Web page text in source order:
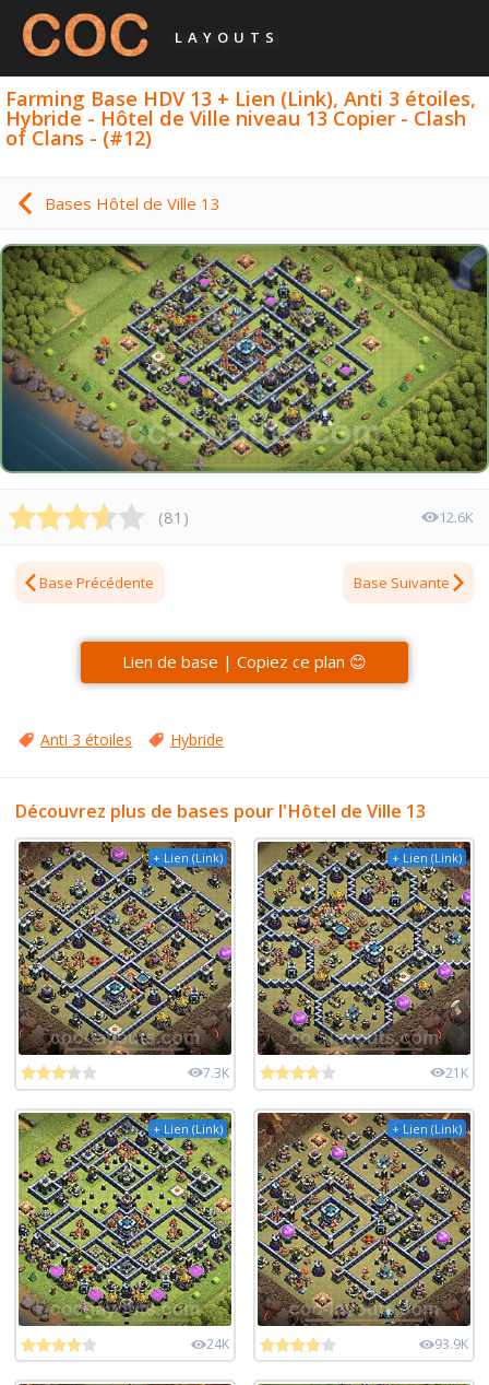
LAYOUTS
Farming Base HDV 13 + Lien (Link), Anti 3 étoiles,
Hybride - Hôtel de Ville niveau 13 Copier - Clash
of Clans - (#12)
Bases Hôtel de Ville 13
(81 ) 12.6K
Base Précédente Base Suivante
Lien de base | Copiez ce plan 😊
Anti 3 étoiles Hybride
Découvrez plus de bases pour l'Hôtel de Ville 13
+ Lien (Link)
7.3K
+ Lien (Link)
21K
+ Lien (Link)
24K
+ Lien (Link)
93.9K